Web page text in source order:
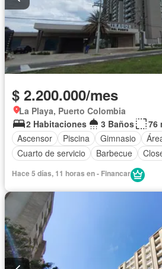
$ 2.200.000/mes
La Playa, Puerto Colombia
2 Habitaciones
3 Baños
76
Ascensor
Piscina Gimnasio
Cuarto de servicio
Barbecue
Hace 5 días, 11 horas en - Financar